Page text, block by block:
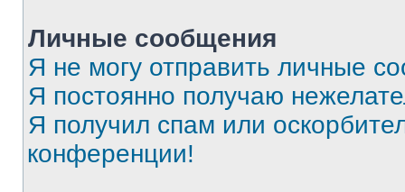
Личные сообщения
Я не могу отправить личные
Я постоянно получаю
Я получил спам или
конференции!